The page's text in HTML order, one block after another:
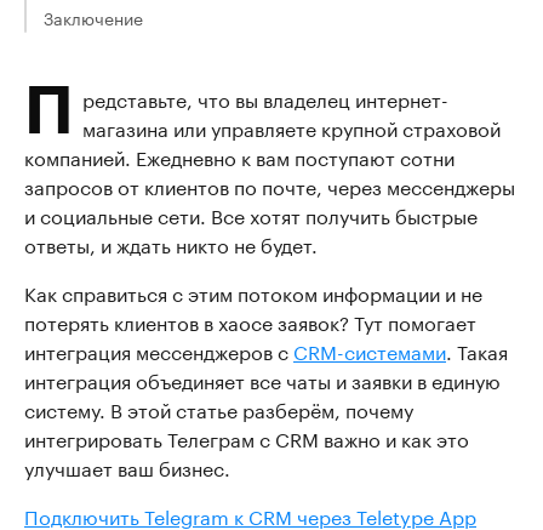
П редставьте, что вы владелец интернет-
магазина или управляете крупной страховой
компанией. Ежедневно к вам поступают сотни
запросов от клиентов по почте, через мессенджеры
и социальные сети. Все хотят получить быстрые
ответы, и ждать никто не будет.
Как справиться с этим потоком информации и не
потерять клиентов в хаосе заявок? Тут помогает
интеграция мессенджеров с CRM-системами. Такая
интеграция объединяет все чаты и заявки в единую
систему. В этой статье разберём, почему
интегрировать Телеграм с CRM важно и как это
улучшает ваш бизнес.
Подключить Telegram к CRM через Teletype App
Заключение